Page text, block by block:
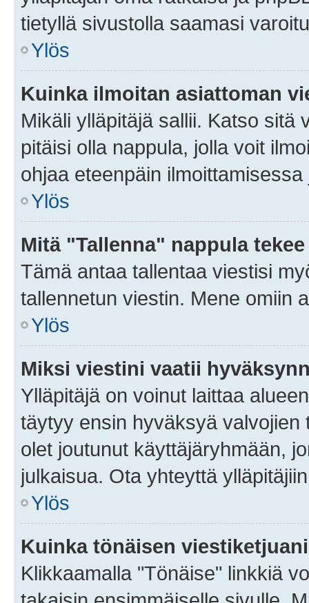
tietyllä sivustolla saamasi
Ylös
Kuinka ilmoitan asiattoman
Mikäli ylläpitäjä sallii. Katso sitä
pitäisi olla nappula, jolla voit
ohjaa eteenpäin
Ylös
Mitä "Tallenna" nappula
Tämä antaa tallentaa viestisi
tallennetun viestin. Mene omiin
Ylös
Miksi viestini vaatii
Ylläpitäjä on voinut laittaa
täytyy ensin hyväksyä
olet joutunut käyttäjäryhmään,
julkaisua. Ota yhteyttä
Ylös
Kuinka tönäisen
Klikkaamalla "Tönäise" linkkiä